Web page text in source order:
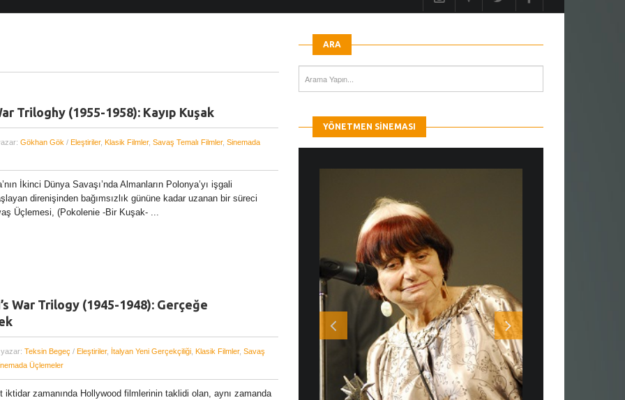
Triloghy (1955-1958): Kayıp Kuşak
Gökhan Gök / Eleştiriler, Klasik Filmler, Savaş Temalı Filmler, Sinemada
İkinci Dünya Savaşı’nda Almanların Polonya’yı işgali
direnişinden bağımsızlık gününe kadar uzanan bir süreci
Üçlemesi, (Pokolenie -Bir Kuşak- ...
War Trilogy (1945-1948): Gerçeğe
Teksin Begeç / Eleştiriler, İtalyan Yeni Gerçekçiliği, Klasik Filmler, Savaş
Üçlemeler
iktidar zamanında Hollywood filmlerinin taklidi olan, aynı zamanda
ARA
YÖNETMEN SINEMASI